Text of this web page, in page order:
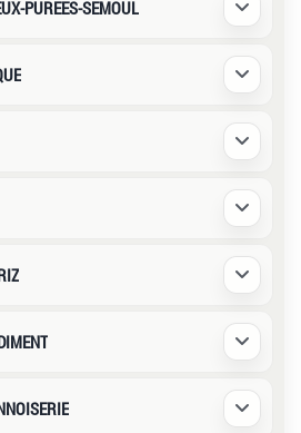
PUREES-SEMOUL Déplier
Déplier
Déplier
Déplier
Déplier
Déplier
Déplier